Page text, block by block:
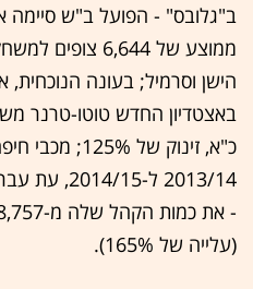
ב"גלובס" - הפועל ב"ש
ממוצע של 6,644
הישן וסרמיל; בעונה
כ"א, זינוק של
2013/14 ל-
(עלייה של 165%).